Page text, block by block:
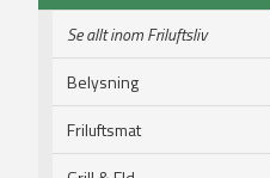
Se allt inom Friluftsliv
Belysning
Friluftsmat